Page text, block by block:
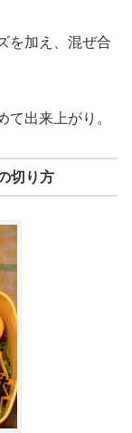
を加え、混ぜ合
出来上がり。
切り方